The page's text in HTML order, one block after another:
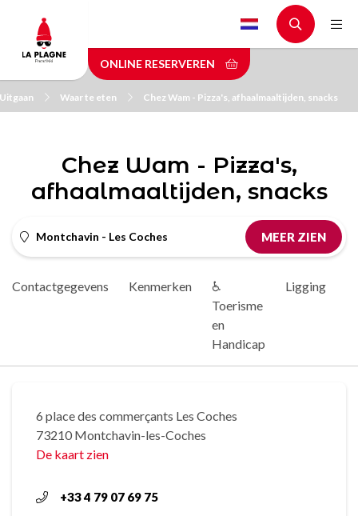
main
content
ONLINE RESERVEREN
Uitgaan Waar te eten Chez Wam - Pizza's, afhaalmaaltijden, snacks
Chez Wam - Pizza's,
afhaalmaaltijden, snacks
Montchavin - Les Coches MEER ZIEN
Contactgegevens Kenmerken
♿
Toerisme
en
Handicap
Ligging
6 place des commerçants Les Coches
73210 Montchavin-les-Coches
De kaart zien
+33 4 79 07 69 75